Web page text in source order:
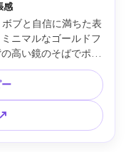
感
ブと自信に満ちた表
ニマルなゴールドフ
高い鏡のそばでポー
85mm f/2、左右対称
心、自然な肌テクス
シャープな仕上り --